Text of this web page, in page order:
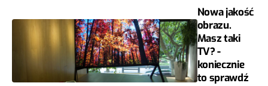
Nowa jakość
obrazu.
Masz taki
TV? -
koniecznie
to sprawdź